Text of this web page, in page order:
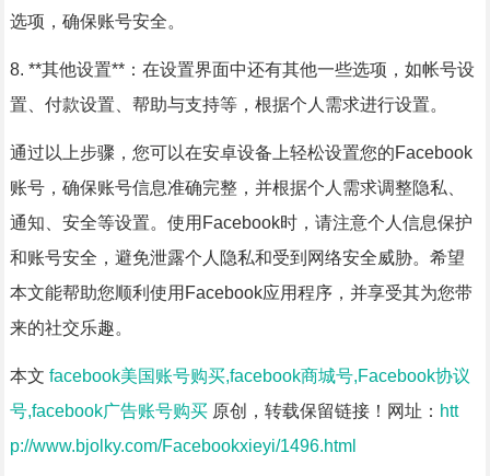
选项，确保账号安全。
8. **其他设置**：在设置界面中还有其他一些选项，如帐号设
置、付款设置、帮助与支持等，根据个人需求进行设置。
通过以上步骤，您可以在安卓设备上轻松设置您的Facebook
账号，确保账号信息准确完整，并根据个人需求调整隐私、
通知、安全等设置。使用Facebook时，请注意个人信息保护
和账号安全，避免泄露个人隐私和受到网络安全威胁。希望
本文能帮助您顺利使用Facebook应用程序，并享受其为您带
来的社交乐趣。
本文 facebook美国账号购买,facebook商城号,Facebook协议
号,facebook广告账号购买原创，转载保留链接！网址： htt
p://www.bjolky.com/Facebookxieyi/1496.html